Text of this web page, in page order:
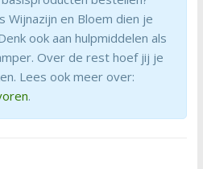
Wijnazijn en Bloem dien je
ook aan hulpmiddelen als
Over de rest hoef jij je
Lees ook meer over:
.